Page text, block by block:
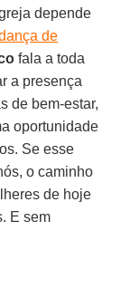
depende
de
fala a toda
a presença
de bem-estar,
oportunidade
Se esse
o caminho
de hoje
E sem